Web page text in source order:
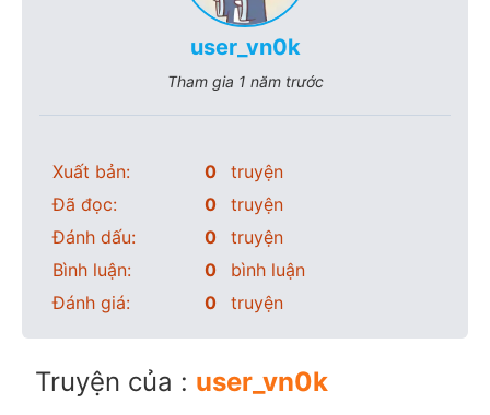
user_vn0k
Tham gia 1 năm trước
Xuất bản: 0
truyện
Đã đọc:
0
truyện
Đánh dấu:
0
truyện
Bình luận:
0
bình luận
Đánh giá:
0 truyện
Truyện của : user_vn0k